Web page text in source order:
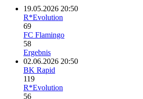
19.05.2026 20:50
R*Evolution
69
FC Flamingo
58
Ergebnis
02.06.2026 20:50
BK Rapid
119
R*Evolution
56